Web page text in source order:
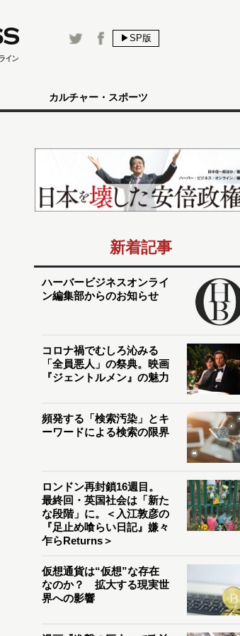
▶SP版
カルチャー・スポーツ
新着記事
ハーバービジネスオンライ
ン編集部からのお知らせ
コロナ禍でむしろ沁みる
「全員悪人」の祭典。映画
『ジェントルメン』の魅力
頻発する「検索汚染」とキ
ーワードによる検索の限界
ロンドン再封鎖16週目。
最終回・英国社会は「新た
な段階」に。＜入江敦彦の
『足止め喰らい日記』嫌々
乍らReturns＞
仮想通貨は“仮想”な存在
なのか？ 拡大する現実世
界への影響